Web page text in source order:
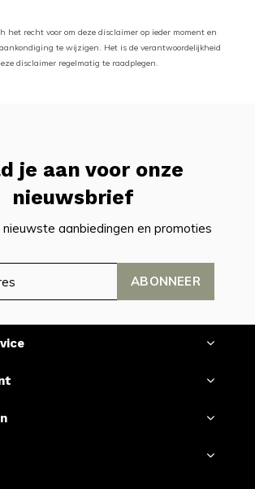
het recht voor om deze disclaimer op ieder moment en
te wijzigen. Het is de verantwoordelijkheid
disclaimer regelmatig te raadplegen.
je aan voor onze
nieuwsbrief
aanbiedingen en promoties
ABONNEER